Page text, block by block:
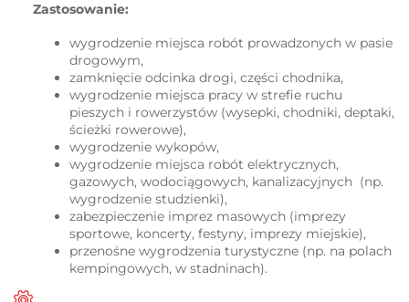
Zastosowanie:
wygrodzenie miejsca robót prowadzonych w pasie
drogowym,
zamknięcie odcinka drogi, części chodnika,
wygrodzenie miejsca pracy w strefie ruchu
pieszych i rowerzystów (wysepki, chodniki, deptaki,
ścieżki rowerowe),
wygrodzenie wykopów,
wygrodzenie miejsca robót elektrycznych,
gazowych, wodociągowych, kanalizacyjnych (np.
wygrodzenie studzienki),
zabezpieczenie imprez masowych (imprezy
sportowe, koncerty, festyny, imprezy miejskie),
przenośne wygrodzenia turystyczne (np. na polach
kempingowych, w stadninach).